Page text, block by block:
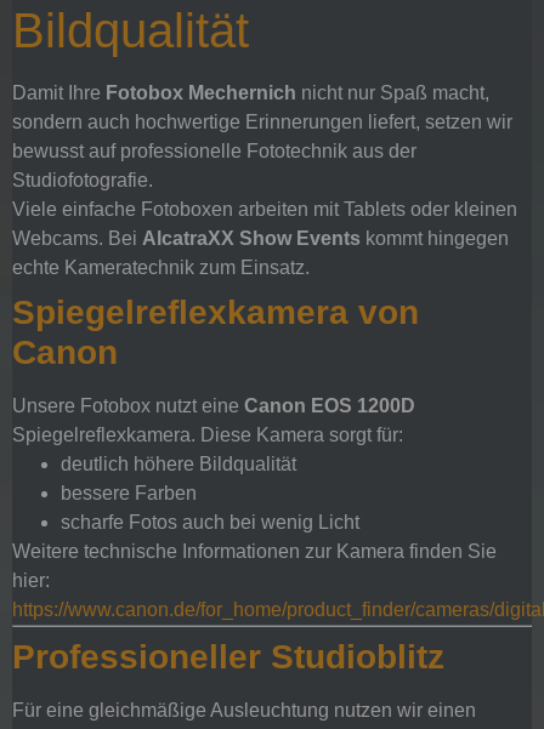
Bildqualität
Damit Ihre Fotobox Mechernich nicht nur Spaß macht,
sondern auch hochwertige Erinnerungen liefert, setzen wir
bewusst auf professionelle Fototechnik aus der
Studiofotografie.
Viele einfache Fotoboxen arbeiten mit Tablets oder kleinen
Webcams. Bei AlcatraXX Show Events kommt hingegen
echte Kameratechnik zum Einsatz.
Spiegelreflexkamera von
Canon
Unsere Fotobox nutzt eine Canon EOS 1200D
Spiegelreflexkamera. Diese Kamera sorgt für:
deutlich höhere Bildqualität
bessere Farben
scharfe Fotos auch bei wenig Licht
Weitere technische Informationen zur Kamera finden Sie
hier:
https://www.canon.de/for_home/product_finder/cameras/
Professioneller Studioblitz
Für eine gleichmäßige Ausleuchtung nutzen wir einen